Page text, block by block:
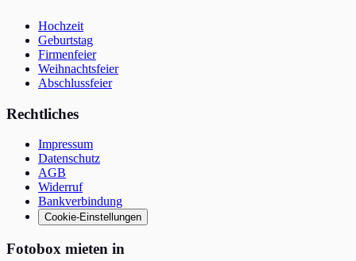
Hochzeit
Geburtstag
Firmenfeier
Weihnachtsfeier
Abschlussfeier
Rechtliches
Impressum
Datenschutz
AGB
Widerruf
Bankverbindung
Cookie-Einstellungen
Fotobox mieten in